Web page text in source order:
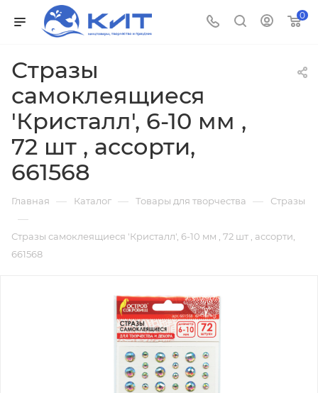
0
Стразы
самоклеящиеся
'Кристалл', 6-10 мм ,
72 шт , ассорти,
661568
Главная — Каталог — Товары для творчества — Стразы
—
Стразы самоклеящиеся 'Кристалл', 6-10 мм , 72 шт , ассорти,
661568